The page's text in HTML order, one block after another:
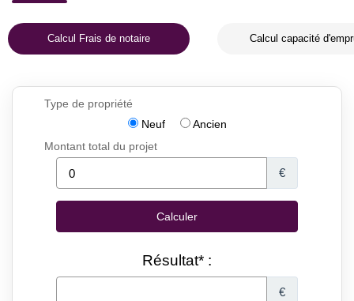
Calcul Frais de notaire Calcul capacité